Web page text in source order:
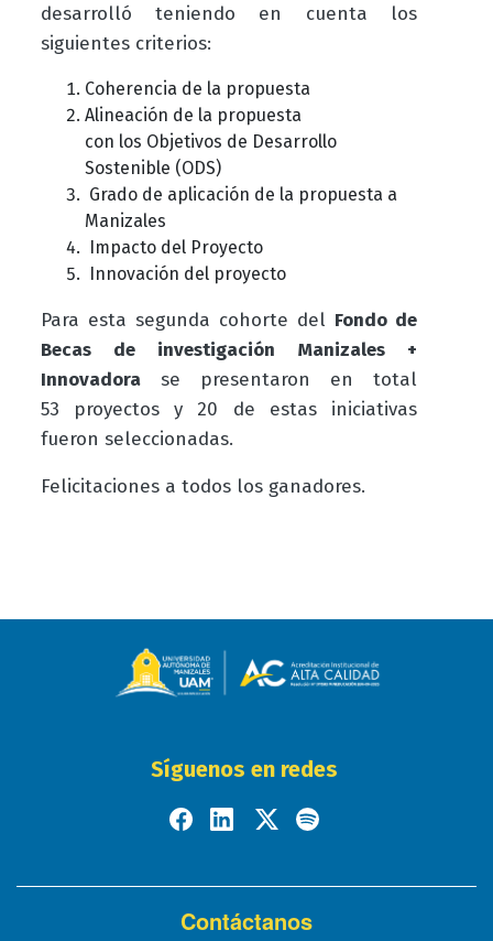
desarrolló teniendo en cuenta los
siguientes criterios:
Coherencia de la propuesta
Alineación de la propuesta
con los Objetivos de Desarrollo
Sostenible (ODS)
Grado de aplicación de la propuesta a
Manizales
Impacto del Proyecto
Innovación del proyecto
Para esta segunda cohorte del Fondo de
Becas de investigación Manizales +
Innovadorase presentaron en total
53 proyectos y 20 de estas iniciativas
fueron seleccionadas.
Felicitaciones a todos los ganadores.
Síguenos en redes
Contáctanos